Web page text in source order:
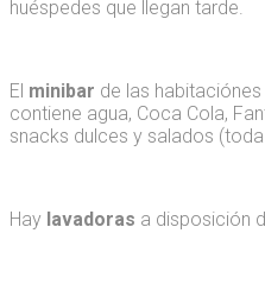
huéspedes que llegan tarde.
El minibar de las
contiene agua, Coca Cola,
snacks dulces y salados
Hay lavadoras a disposición